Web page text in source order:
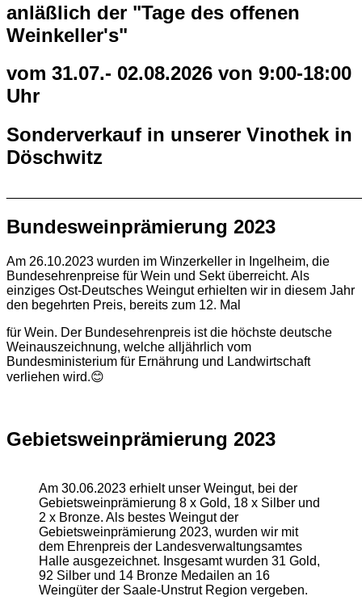
anläßlich der "Tage des offenen
Weinkeller's"
vom 31.07.- 02.08.2026 von 9:00-18:00
Uhr
Sonderverkauf in unserer Vinothek in
Döschwitz
Bundesweinprämierung 2023
Am 26.10.2023 wurden im Winzerkeller in Ingelheim, die
Bundesehrenpreise für Wein und Sekt überreicht. Als
einziges Ost-Deutsches Weingut erhielten wir in diesem Jahr
den begehrten Preis, bereits zum 12. Mal
für Wein. Der Bundesehrenpreis ist die höchste deutsche
Weinauszeichnung, welche alljährlich vom
Bundesministerium für Ernährung und Landwirtschaft
verliehen wird.😊
Gebietsweinprämierung 2023
Am 30.06.2023 erhielt unser Weingut, bei der
Gebietsweinprämierung 8 x Gold, 18 x Silber und
2 x Bronze. Als bestes Weingut der
Gebietsweinprämierung 2023, wurden wir mit
dem Ehrenpreis der Landesverwaltungsamtes
Halle ausgezeichnet. Insgesamt wurden 31 Gold,
92 Silber und 14 Bronze Medailen an 16
Weingüter der Saale-Unstrut Region vergeben.